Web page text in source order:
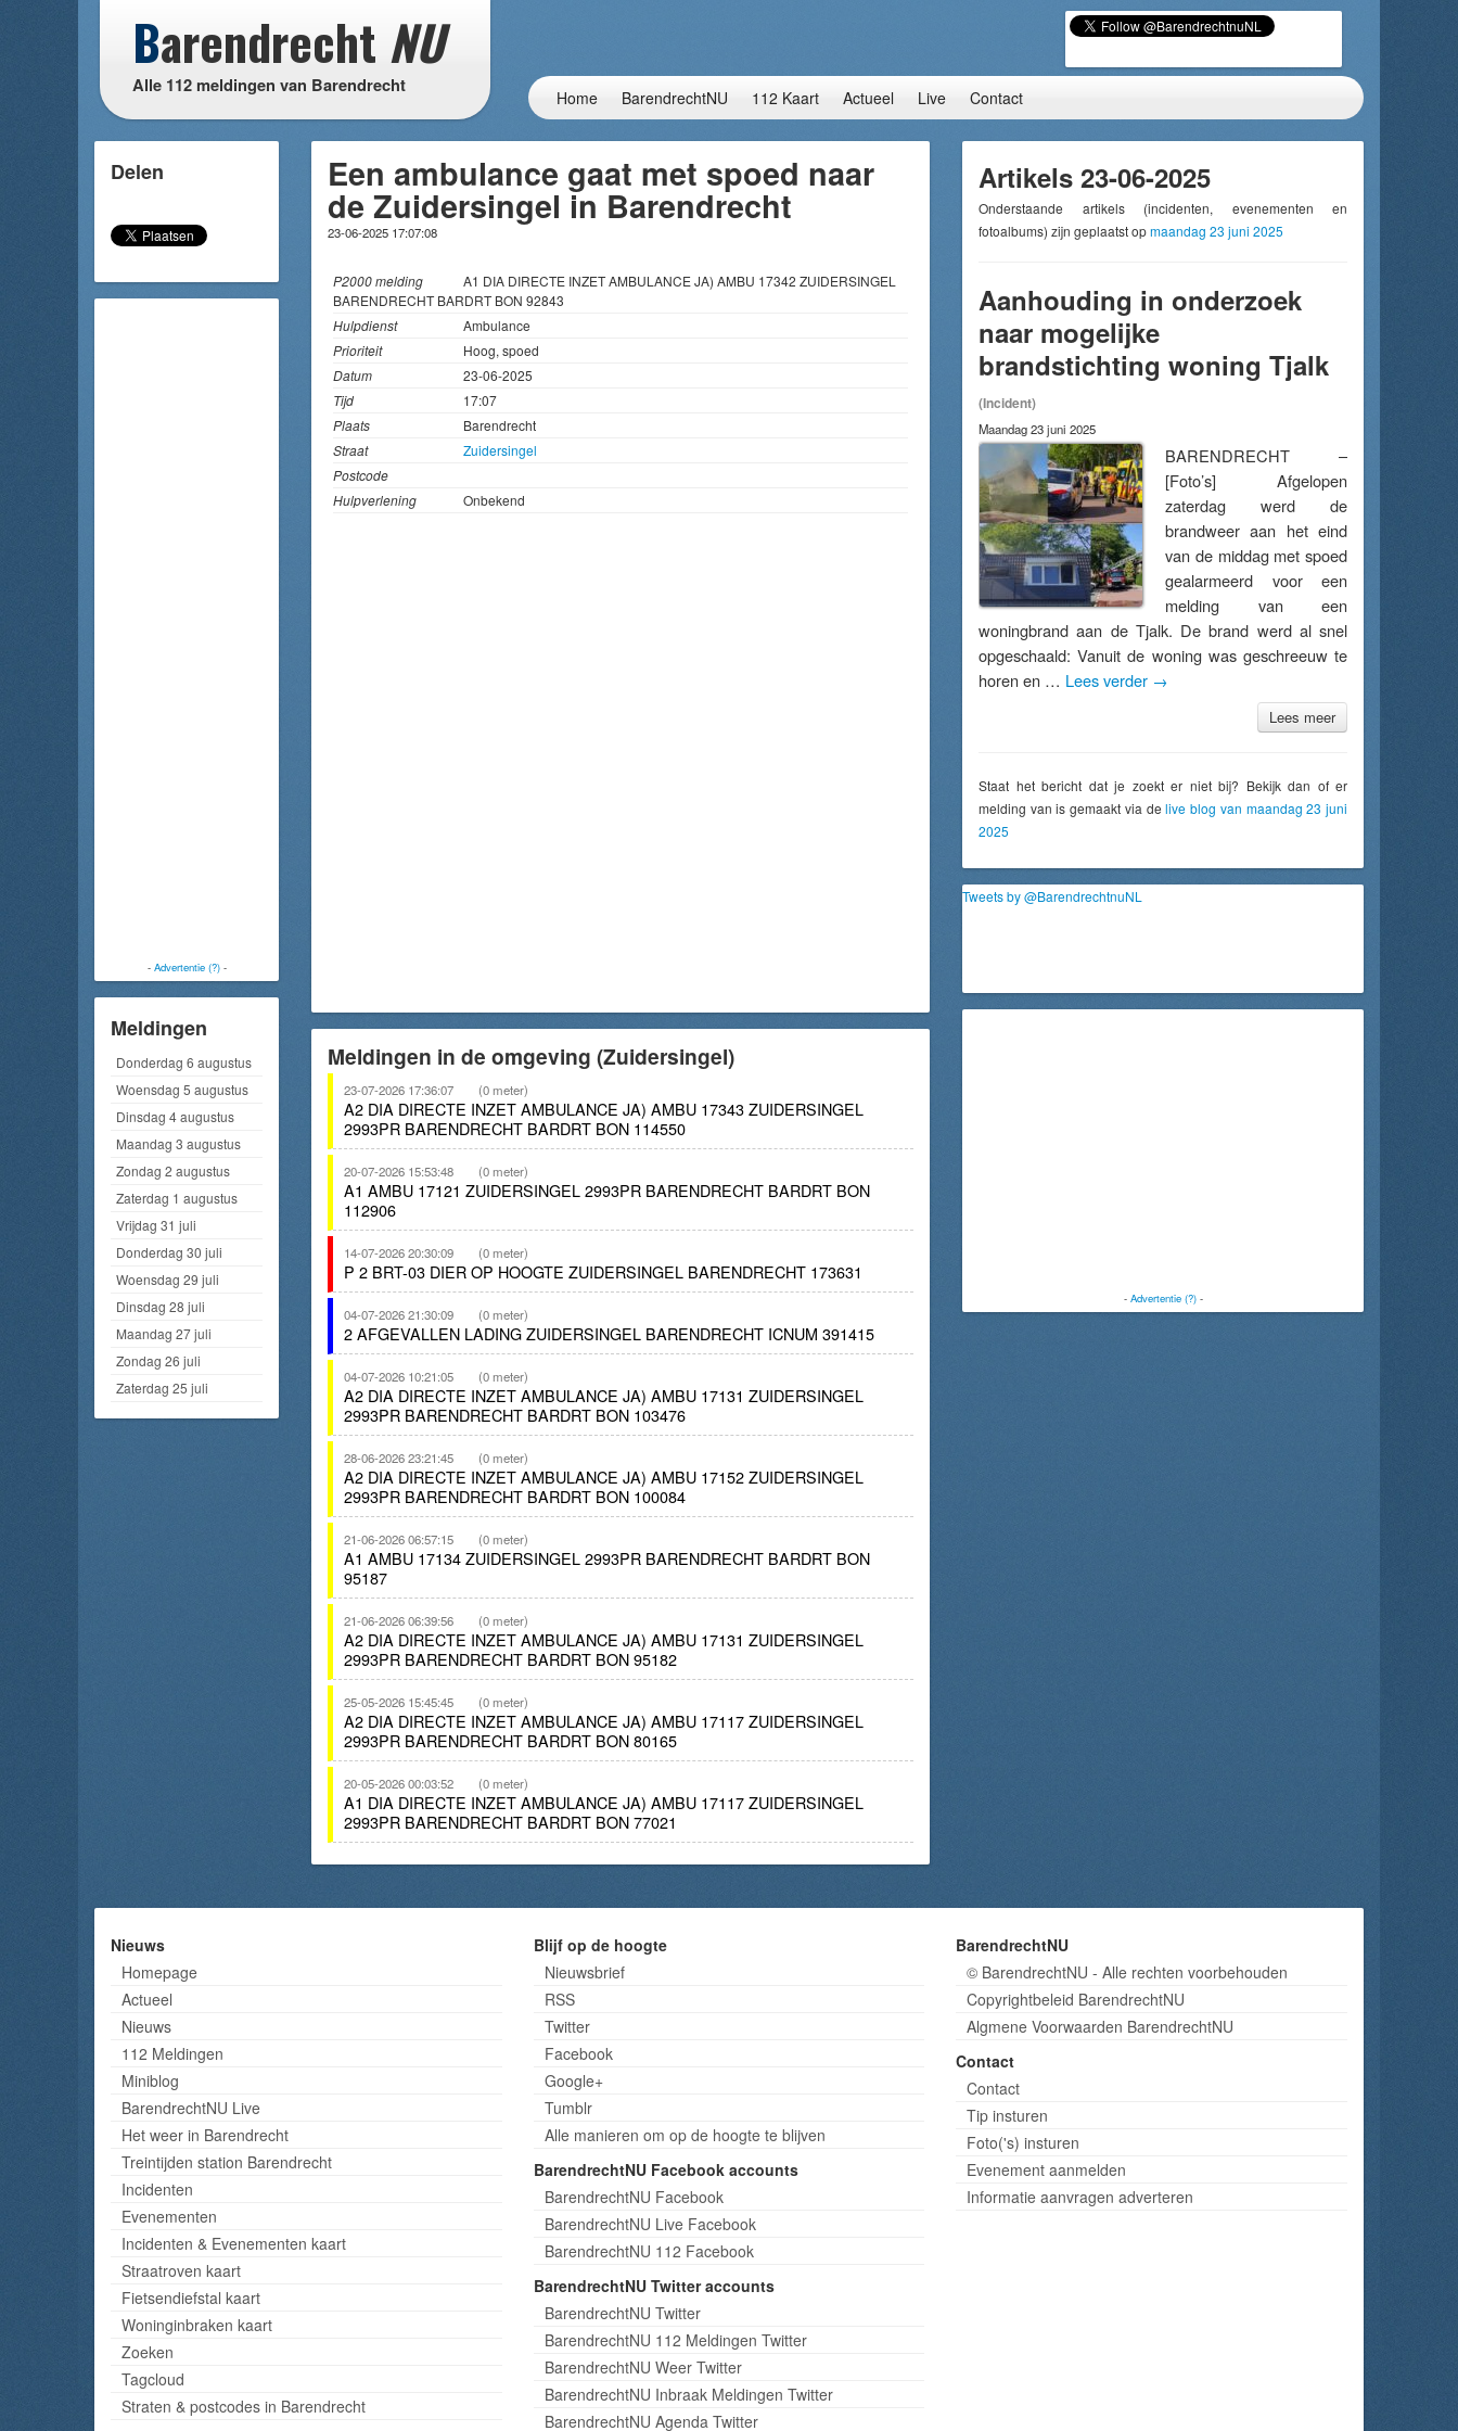
Barendrecht NU
Alle 112 meldingen van Barendrecht
Home BarendrechtNU 112 Kaart Actueel Live Contact
Delen
- Advertentie (?)-
Meldingen
Donderdag 6 augustus
Woensdag 5 augustus
Dinsdag 4 augustus
Maandag 3 augustus
Zondag 2 augustus
Zaterdag 1 augustus
Vrijdag 31 juli
Donderdag 30 juli
Woensdag 29 juli
Dinsdag 28 juli
Maandag 27 juli
Zondag 26 juli
Zaterdag 25 juli
Een ambulance gaat met spoed naar
de Zuidersingel in Barendrecht
23-06-2025 17:07:08
P2000 melding
A1 DIA DIRECTE INZET AMBULANCE JA) AMBU 17342 ZUIDERSINGEL
BARENDRECHT BARDRT BON 92843
Hulpdienst
Ambulance
Prioriteit
Hoog, spoed
Datum
23-06-2025
Tijd
17:07
Plaats
Barendrecht
Straat
Zuidersingel
Postcode
Hulpverlening
Onbekend
Meldingen in de omgeving (Zuidersingel)
23-07-2026 17:36:07 (0 meter)
A2 DIA DIRECTE INZET AMBULANCE JA) AMBU 17343 ZUIDERSINGEL
2993PR BARENDRECHT BARDRT BON 114550
20-07-2026 15:53:48 (0 meter)
A1 AMBU 17121 ZUIDERSINGEL 2993PR BARENDRECHT BARDRT BON
112906
14-07-2026 20:30:09 (0 meter)
P 2 BRT-03 DIER OP HOOGTE ZUIDERSINGEL BARENDRECHT 173631
04-07-2026 21:30:09 (0 meter)
2 AFGEVALLEN LADING ZUIDERSINGEL BARENDRECHT ICNUM 391415
04-07-2026 10:21:05 (0 meter)
A2 DIA DIRECTE INZET AMBULANCE JA) AMBU 17131 ZUIDERSINGEL
2993PR BARENDRECHT BARDRT BON 103476
28-06-2026 23:21:45 (0 meter)
A2 DIA DIRECTE INZET AMBULANCE JA) AMBU 17152 ZUIDERSINGEL
2993PR BARENDRECHT BARDRT BON 100084
21-06-2026 06:57:15 (0 meter)
A1 AMBU 17134 ZUIDERSINGEL 2993PR BARENDRECHT BARDRT BON
95187
21-06-2026 06:39:56 (0 meter)
A2 DIA DIRECTE INZET AMBULANCE JA) AMBU 17131 ZUIDERSINGEL
2993PR BARENDRECHT BARDRT BON 95182
25-05-2026 15:45:45 (0 meter)
A2 DIA DIRECTE INZET AMBULANCE JA) AMBU 17117 ZUIDERSINGEL
2993PR BARENDRECHT BARDRT BON 80165
20-05-2026 00:03:52 (0 meter)
A1 DIA DIRECTE INZET AMBULANCE JA) AMBU 17117 ZUIDERSINGEL
2993PR BARENDRECHT BARDRT BON 77021
Artikels 23-06-2025
Onderstaande artikels (incidenten, evenementen en
fotoalbums) zijn geplaatst opmaandag 23 juni 2025
Aanhouding in onderzoek
naar mogelijke
brandstichting woning Tjalk
(Incident)
Maandag 23 juni 2025
BARENDRECHT –
[Foto’s] Afgelopen
zaterdag werd de
brandweer aan het eind
van de middag met spoed
gealarmeerd voor een
melding van een
woningbrand aan de Tjalk. De brand werd al snel
opgeschaald: Vanuit de woning was geschreeuw te
horen en … Lees verder →
Lees meer
Staat het bericht dat je zoekt er niet bij? Bekijk dan of er
melding van is gemaakt via delive blog van maandag 23 juni
2025
Tweets by @BarendrechtnuNL
- Advertentie (?)-
Nieuws
Homepage
Actueel
Nieuws
112 Meldingen
Miniblog
BarendrechtNU Live
Het weer in Barendrecht
Treintijden station Barendrecht
Incidenten
Evenementen
Incidenten & Evenementen kaart
Straatroven kaart
Fietsendiefstal kaart
Woninginbraken kaart
Zoeken
Tagcloud
Straten & postcodes in Barendrecht
Blijf op de hoogte
Nieuwsbrief
RSS
Twitter
Facebook
Google+
Tumblr
Alle manieren om op de hoogte te blijven
BarendrechtNU Facebook accounts
BarendrechtNU Facebook
BarendrechtNU Live Facebook
BarendrechtNU 112 Facebook
BarendrechtNU Twitter accounts
BarendrechtNU Twitter
BarendrechtNU 112 Meldingen Twitter
BarendrechtNU Weer Twitter
BarendrechtNU Inbraak Meldingen Twitter
BarendrechtNU Agenda Twitter
BarendrechtNU
© BarendrechtNU - Alle rechten voorbehouden
Copyrightbeleid BarendrechtNU
Algmene Voorwaarden BarendrechtNU
Contact
Contact
Tip insturen
Foto('s) insturen
Evenement aanmelden
Informatie aanvragen adverteren